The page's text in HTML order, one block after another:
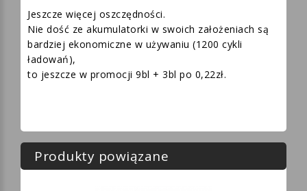
Jeszcze więcej oszczędności.
Nie dość ze akumulatorki w swoich założeniach są
bardziej ekonomiczne w używaniu (1200 cykli
ładowań),
to jeszcze w promocji 9bl + 3bl po 0,22zł.
Produkty powiązane